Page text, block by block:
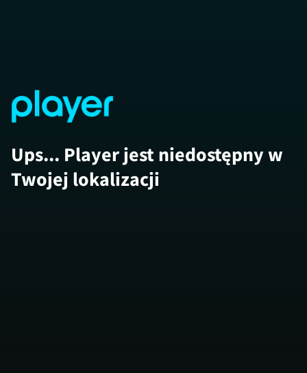
Ups... Player jest niedostępny w
Twojej lokalizacji